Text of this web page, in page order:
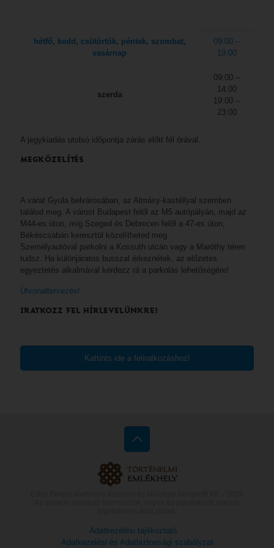
amikor – a megállapodás ellenére – az oszmán katonaság a
kivonulókra tört. Kerecsényit elfogták, Nándorfehérvárra
A vár feladása abban a korban árulásnak számított, ám azzal,
hogy több mint két hónapig védte Gyulát külső segítség és
beszorult, víz nélkül maradt és járvány tizedelte civil lakosság
védelme érdekében adta fel, Kerecsényi László megérdemli, hogy
hétfő, kedd, csütörtök, péntek, szombat,
vasárnap
09:00 –
19:00
szerda
09:00 –
14:00
19:00 –
23:00
A jegykiadás utolsó időpontja zárás előtt fél órával.
MEGKÖZELÍTÉS
A várat Gyula belvárosában, az Almásy-kastéllyal szemben
találod meg. A várost Budapest felől az M5 autópályán, majd az
M44-es úton, míg Szeged és Debrecen felől a 47-es úton,
Békéscsabán keresztül közelítheted meg.
Személyautóval parkolni a Kossuth utcán vagy a Maróthy téren
tudsz. Ha különjáratos busszal érkeznétek, az előzetes
egyeztetés alkalmával kérdezz rá a parkolás lehetőségére!
Útvonaltervezés!
IRATKOZZ FEL HÍRLEVELÜNKRE!
Kattints ide a feliratkozáshoz!
Adatkezelési tájékoztató
Adatkezelési és Adatbiztonsági szabályzat